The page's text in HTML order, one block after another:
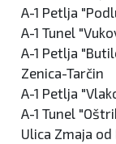
A-1 Petlja
A-1 Tunel
A-1 Petlja
Zenica-Tarčin
A-1 Petlja
A-1 Tunel
Ulica Zmaja od